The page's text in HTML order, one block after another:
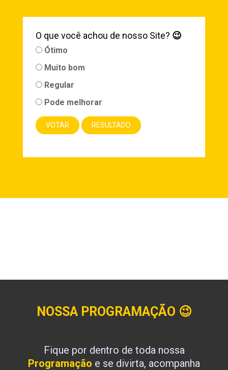
O que você achou de nosso Site? 😉
Ótimo
Muito bom
Regular
Pode melhorar
NOSSA PROGRAMAÇÃO 😉
Fique por dentro de toda nossa
Programação e se divirta, acompanha